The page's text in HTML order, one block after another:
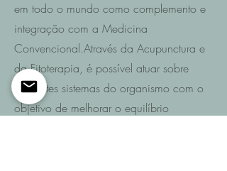
em todo o mundo como complemento e
integração com a Medicina
Convencional.Através da Acupunctura e
da Fitoterapia, é possível atuar sobre
diferentes sistemas do organismo com o
objetivo de melhorar o equilíbrio